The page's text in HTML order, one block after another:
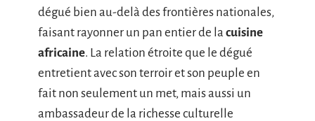
dégué bien au-delà des frontières nationales,
faisant rayonner un pan entier de la cuisine
africaine. La relation étroite que le dégué
entretient avec son terroir et son peuple en
fait non seulement un met, mais aussi un
ambassadeur de la richesse culturelle